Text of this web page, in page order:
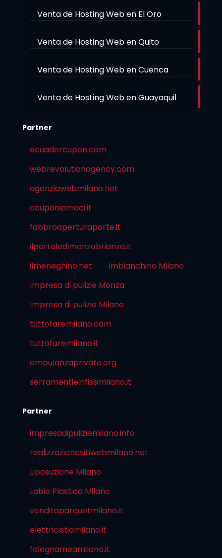
Venta de Hosting Web en El Oro
Venta de Hosting Web en Quito
Venta de Hosting Web en Cuenca
Venta de Hosting Web en Guayaquil
Partner
ecuadorcupon.com
webrevolutionagency.com
agenziawebmilano.net
couponiamoci.it
fabbroaperturaporte.it
ilportaledimonzabrianza.it
ilmeneghino.net
Imbianchino Milano
Impresa di pulizie Monza
Impresa di pulizie Milano
tuttofaremilano.com
tuttofaremilano.it
ambulanzaprivata.org
serramentieinfissimilano.it
Partner
impresadipuliziemilano.info
realizzazionesitiwebmilano.net
Liposuzione Milano
Labio Plastica Milano
venditaparquetmilano.it
elettricistiamilano.it
falegnameamilano.it